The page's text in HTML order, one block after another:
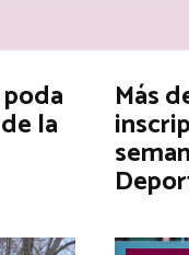
la
Más